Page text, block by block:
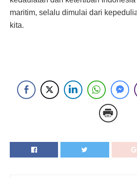
maritim, selalu dimulai dari
kita.